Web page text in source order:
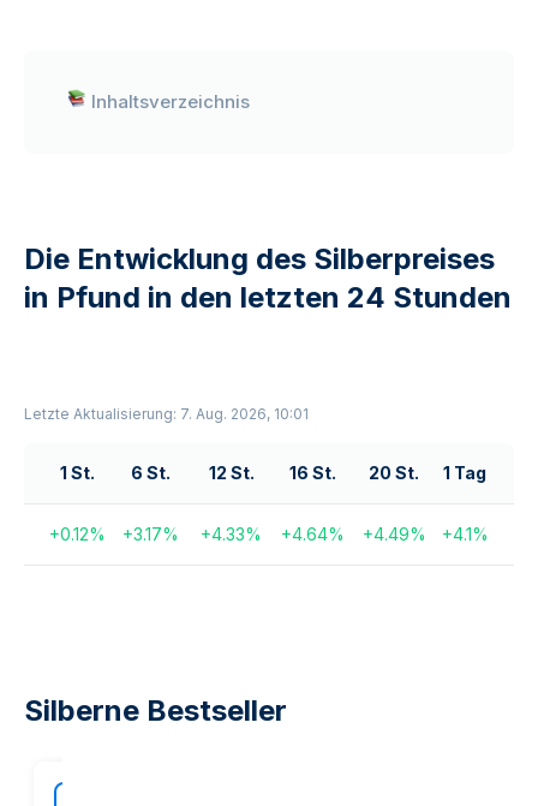
Inhaltsverzeichnis
Die Entwicklung des Silberpreises
in Pfund in den letzten 24 Stunden
Letzte Aktualisierung: 7. Aug. 2026, 10:01
1 St. 6 St. 12 St. 16 St. 20 St. 1 Tag
+0.12% +3.17% +4.33% +4.64% +4.49% +4.1%
Silberne Bestseller